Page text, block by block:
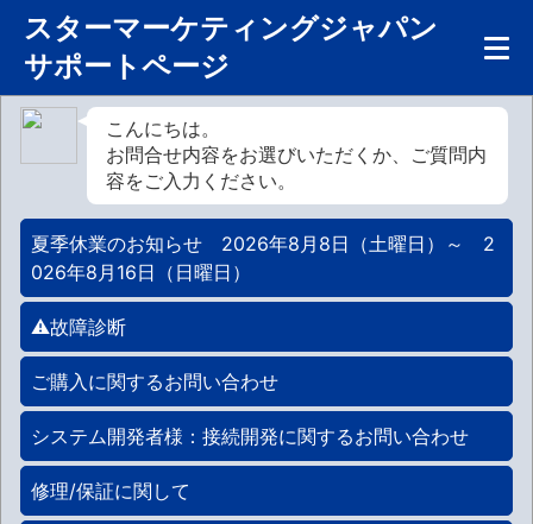
スターマーケティングジャパン
サポートページ